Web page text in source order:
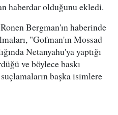
haberdar olduğunu ekledi.
Bergman'ın haberinde
"Gofman'ın Mossad
Netanyahu'ya yaptığı
ve böylece baskı
başka isimlere